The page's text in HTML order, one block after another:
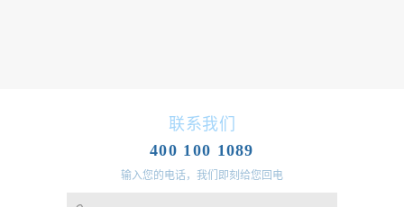
联系我们
400 100 1089
输入您的电话，我们即刻给您回电